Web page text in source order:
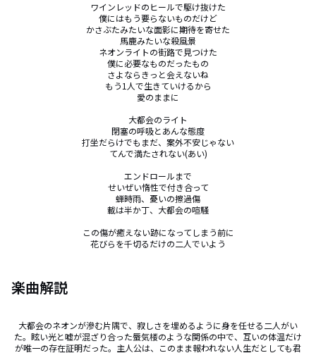
ワインレッドのヒールで駆け抜けた
僕にはもう要らないものだけど
かさぶたみたいな面影に期待を寄せた
馬鹿みたいな殺風景
ネオンライトの街路で見つけた
僕に必要なものだったもの
さよならきっと会えないね
もう1人で生きていけるから
愛のままに
大都会のライト
閉塞の呼吸とあんな態度
打坐だらけでもまだ、案外不安じゃない
てんで満たされない(あい)
エンドロールまで
せいぜい惰性で付き合って
蝉時雨、憂いの擦過傷
載は半か丁、大都会の喧騒
この傷が癒えない跡になってしまう前に
花びらを千切るだけの二人でいよう
楽曲解説
大都会のネオンが滲む片隅で、寂しさを埋めるように身を任せる二人がい
た。眩い光と嘘が混ざり合った蜃気楼のような関係の中で、互いの体温だけ
が唯一の存在証明だった。主人公は、このまま報われない人生だとしても君